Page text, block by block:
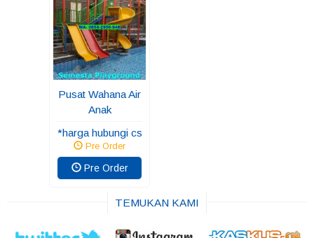
Pusat Wahana Air
Anak
*harga hubungi cs
Pre Order
Pre Order
TEMUKAN KAMI